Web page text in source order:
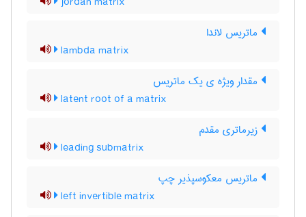
ماتریس لاندا
lambda matrix
مقدار ویژه ی یک ماتریس
latent root of a matrix
زیرماتری مقدم
leading submatrix
ماتریس معکوسپذیر چپ
left invertible matrix